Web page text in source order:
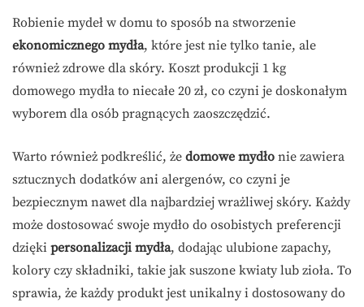
Robienie mydeł w domu to sposób na stworzenie
ekonomicznego mydła, które jest nie tylko tanie, ale
również zdrowe dla skóry. Koszt produkcji 1 kg
domowego mydła to niecałe 20 zł, co czyni je doskonałym
wyborem dla osób pragnących zaoszczędzić.
Warto również podkreślić, że domowe mydło nie zawiera
sztucznych dodatków ani alergenów, co czyni je
bezpiecznym nawet dla najbardziej wrażliwej skóry. Każdy
może dostosować swoje mydło do osobistych preferencji
dzięki personalizacji mydła, dodając ulubione zapachy,
kolory czy składniki, takie jak suszone kwiaty lub zioła. To
sprawia, że każdy produkt jest unikalny i dostosowany do